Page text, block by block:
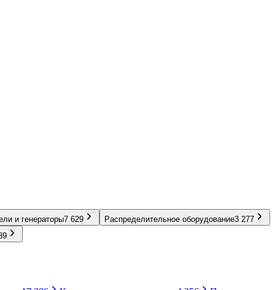
и генераторы7 629 Распределительное оборудование3 277